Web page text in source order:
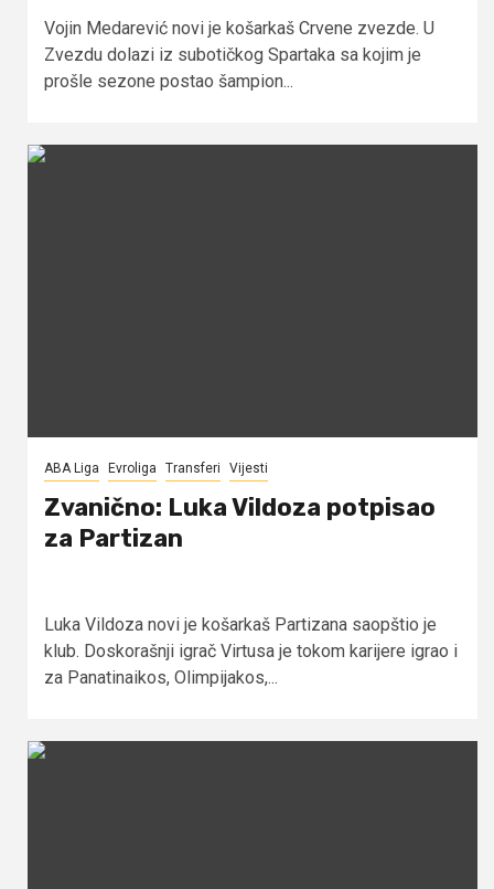
Vojin Medarević novi je košarkaš Crvene zvezde. U
Zvezdu dolazi iz subotičkog Spartaka sa kojim je
prošle sezone postao šampion...
ABA Liga Evroliga Transferi Vijesti
Zvanično: Luka Vildoza potpisao
za Partizan
Luka Vildoza novi je košarkaš Partizana saopštio je
klub. Doskorašnji igrač Virtusa je tokom karijere igrao i
za Panatinaikos, Olimpijakos,...